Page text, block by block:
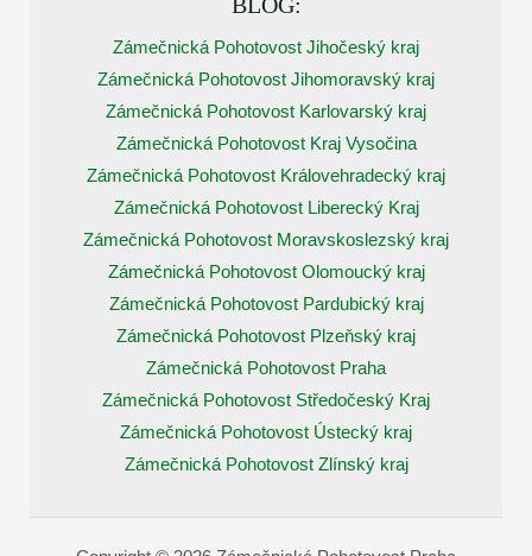
Zámečnická Pohotovost Jihočeský kraj
Zámečnická Pohotovost Jihomoravský kraj
Zámečnická Pohotovost Karlovarský kraj
Zámečnická Pohotovost Kraj Vysočina
Zámečnická Pohotovost Královehradecký kraj
Zámečnická Pohotovost Liberecký Kraj
Zámečnická Pohotovost Moravskoslezský kraj
Zámečnická Pohotovost Olomoucký kraj
Zámečnická Pohotovost Pardubický kraj
Zámečnická Pohotovost Plzeňský kraj
Zámečnická Pohotovost Praha
Zámečnická Pohotovost Středočeský Kraj
Zámečnická Pohotovost Ústecký kraj
Zámečnická Pohotovost Zlínský kraj